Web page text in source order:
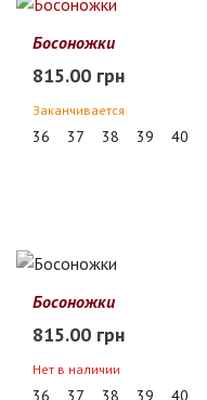
Босоножки
815.00 грн
Заканчивается
36 37 38 39 40
Босоножки
815.00 грн
Нет в наличии
36 37 38 39 40